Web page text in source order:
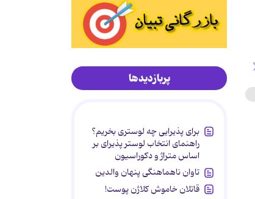
پربازدیدها
برای پذیرایی چه لوستری بخریم؟
راهنمای انتخاب لوستر پذیرای بر
اساس متراژ و دکوراسیون
تاوان ناهماهنگی پنهان والدین
قاتلان خاموش کلاژن پوست!